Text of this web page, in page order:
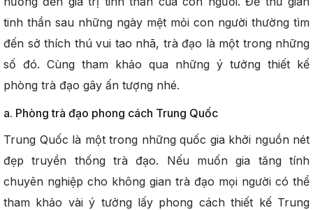
tinh thần sau những ngày mệt mỏi con người thường tìm
đến sở thích thú vui tao nhã, trà đạo là một trong những
số đó. Cùng tham khảo qua những ý tưởng thiết kế
phòng trà đạo gây ấn tượng nhé.
a. Phòng trà đạo phong cách Trung Quốc
Trung Quốc là một trong những quốc gia khởi nguồn nét
đẹp truyền thống trà đạo. Nếu muốn gia tăng tính
chuyên nghiệp cho không gian trà đạo mọi người có thể
tham khảo vài ý tưởng lấy phong cách thiết kế Trung